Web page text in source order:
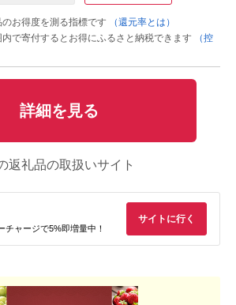
お得度を測る指標です
（還元率とは）
で寄付するとお得にふるさと納税できます
（控
詳細を見る
返礼品の取扱いサイト
チャージで5%即増量中！
サイトに行く